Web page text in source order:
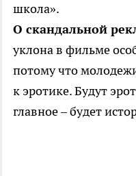
школа».
О скандальной
уклона в фильме
потому что
к эротике. Будут
главное – будет